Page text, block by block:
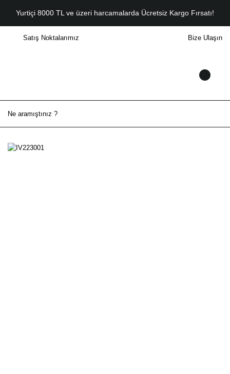
Yurtiçi 8000 TL ve üzeri harcamalarda Ücretsiz Kargo Fırsatı!
Satış Noktalarımız Bize Ulaşın